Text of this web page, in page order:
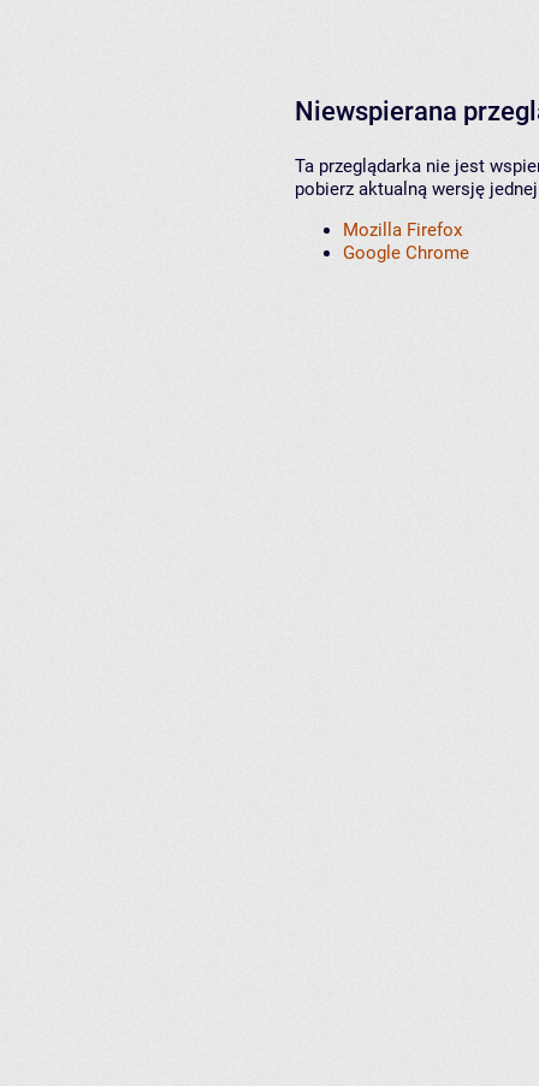
Niewspierana
Ta przeglądarka nie jest
pobierz aktualną wersję
Mozilla Firefox
Google Chrome